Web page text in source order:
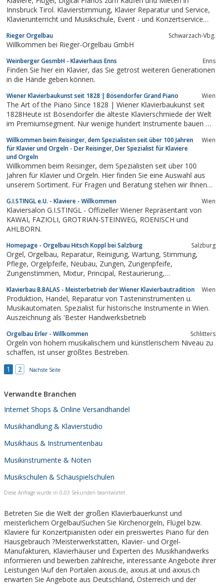
Innsbruck Tirol. Klavierstimmung, Klavier Reparatur und Service,
Klavierunterricht und Musikschule, Event - und Konzertservice
Rieger Orgelbau Schwarzach-Vbg.
Willkommen bei Rieger-Orgelbau GmbH
Weinberger GesmbH - Klavierhaus Enns Enns
Finden Sie hier ein Klavier, das Sie getrost weiteren Generationen
in die Hände geben können.
Wiener Klavierbaukunst seit 1828 | Bösendorfer Grand Piano Wien
The Art of the Piano Since 1828 | Wiener Klavierbaukunst seit
1828Heute ist Bösendorfer die älteste Klavierschmiede der Welt
im Premiumsegment. Nur wenige hundert Instrumente bauen wir
purer Emotion.
Willkommen beim Reisinger, dem Spezialisten seit über 100 Jahren
für Klavier und Orgeln - Der Reisinger, Der Spezialist für Klaviere
und Orgeln
Wien
Willkommen beim Reisinger, dem Spezialisten seit über 100
Jahren für Klavier und Orgeln. Hier finden Sie eine Auswahl aus
unserem Sortiment. Für Fragen und Beratung stehen wir Ihnen
ohne professionlle Beratung kaufen.
G.I.STINGL e.U. - Klaviere - Willkommen Wien
Klaviersalon G.I.STINGL - Offizieller Wiener Repräsentant von
KAWAI, FAZIOLI, GROTRIAN-STEINWEG, ROENISCH und
AHLBORN.
Homepage - Orgelbau Hitsch Koppl bei Salzburg Salzburg
Orgel, Orgelbau, Reparatur, Reinigung, Wartung, Stimmung,
Pflege, Orgelpfeife, Neubau, Zungen, Zungenpfeife,
Zungenstimmen, Mixtur, Principal, Restaurierung,
Revision, Orgelrevision, Instandsetzung, Orgelinstandsetzung,
Orgelpositiv, Vermietung, Natwood,...
Klavierbau B.BALAS - Meisterbetrieb der Wiener Klavierbautradition Wien
Produktion, Handel, Reparatur von Tasteninstrumenten u.
Musikautomaten. Spezialist für historische Instrumente in Wien.
Auszeichnung als 'Bester Handwerksbetrieb
Orgelbau Erler - Willkommen Schlitters
Orgeln von hohem musikalischem und künstlerischem Niveau zu
schaffen, ist unser größtes Bestreben.
1
2 Nächste Seite
Verwandte Branchen
Internet Shops & Online Versandhandel
Musikhandlung & Klavierstudio
Musikhaus & Instrumentenbau
Musikinstrumente & Noten
Musikschulen & Schauspielschulen
Diese Anfrage wurde in 0,03 Sekunden beantwortet.
Betreten Sie die Welt der großen Klavierbauerkunst und
meisterlichem Orgelbau!Suchen Sie Kirchenorgeln, Flügel bzw.
Klaviere für Konzertpianisten oder ein preiswertes Piano für den
Hausgebrauch ?Meisterwerkstätten, Klavier- und Orgel-
Manufakturen, Klavierhäuser und Experten des Musikhandwerks
informieren und bewerben zahlreiche, interessante Angebote ihrer
Leistungen !Auf den Portalen axxus.de, axxus.at und axxus.ch
erwarten Sie Angebote aus Deutschland, Österreich und der